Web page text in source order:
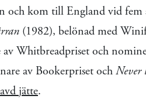
och kom till England vid fem
(1982), belönad med
Whitbreadpriset och
av Bookerpriset och Never
jätte.